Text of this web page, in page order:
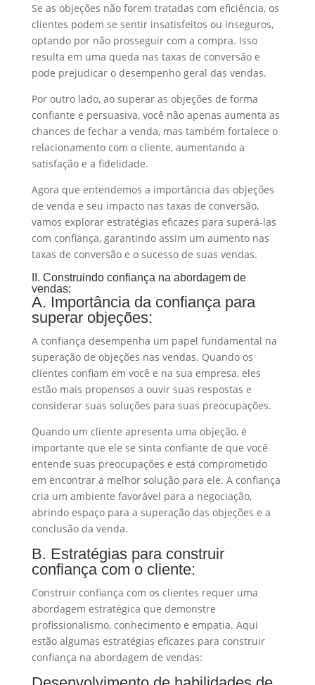
Se as objeções não forem tratadas com eficiência, os
clientes podem se sentir insatisfeitos ou inseguros,
optando por não prosseguir com a compra. Isso
resulta em uma queda nas taxas de conversão e
pode prejudicar o desempenho geral das vendas.
Por outro lado, ao superar as objeções de forma
confiante e persuasiva, você não apenas aumenta as
chances de fechar a venda, mas também fortalece o
relacionamento com o cliente, aumentando a
satisfação e a fidelidade.
Agora que entendemos a importância das objeções
de venda e seu impacto nas taxas de conversão,
vamos explorar estratégias eficazes para superá-las
com confiança, garantindo assim um aumento nas
taxas de conversão e o sucesso de suas vendas.
II. Construindo confiança na abordagem de
vendas:
A. Importância da confiança para
superar objeções:
A confiança desempenha um papel fundamental na
superação de objeções nas vendas. Quando os
clientes confiam em você e na sua empresa, eles
estão mais propensos a ouvir suas respostas e
considerar suas soluções para suas preocupações.
Quando um cliente apresenta uma objeção, é
importante que ele se sinta confiante de que você
entende suas preocupações e está comprometido
em encontrar a melhor solução para ele. A confiança
cria um ambiente favorável para a negociação,
abrindo espaço para a superação das objeções e a
conclusão da venda.
B. Estratégias para construir
confiança com o cliente:
Construir confiança com os clientes requer uma
abordagem estratégica que demonstre
profissionalismo, conhecimento e empatia. Aqui
estão algumas estratégias eficazes para construir
confiança na abordagem de vendas: